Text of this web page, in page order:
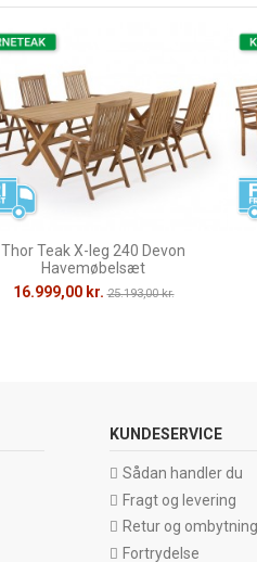
Thor Teak X-leg 240 Devon
Havemøbelsæt
16.999,00 kr. 25.193,00 kr.
KUNDESERVICE
Sådan handler du
Fragt og levering
Retur og ombytning
Fortrydelse